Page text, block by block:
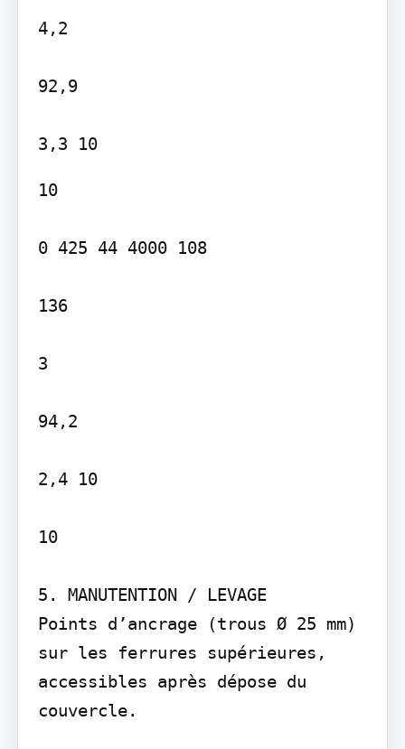
4,2
92,9
3,3 10
10
0 425 44 4000 108
136
3
94,2
2,4 10
10
5. MANUTENTION / LEVAGE
Points d’ancrage (trous Ø 25 mm)
sur les ferrures supérieures,
accessibles après dépose du
couvercle.